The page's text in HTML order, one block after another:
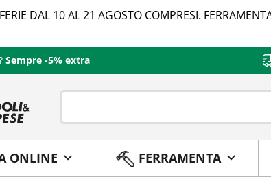
DAL 10 AL 21 AGOSTO COMPRESI.
Sempre -5% extra
ONLINE FERRAMENTA